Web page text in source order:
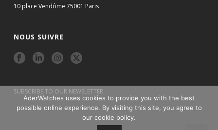
10 place Vendôme 75001 Paris
NOUS SUIVRE
SUBSCRIBE TO OUR NEWSLETTER
AderWatches uses cookies to provide you with the best
possible online experience. By visiting this site, you agree to
our cookie policy.